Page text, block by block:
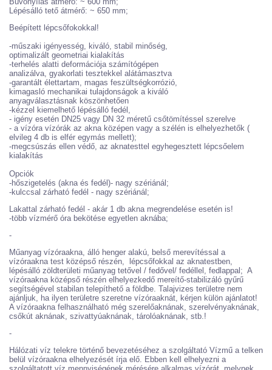
Lépésálló tető átmérő: ~ 650 mm;
Beépített lépcsőfokokkal!
-műszaki igényesség, kiváló, stabil minőség,
optimalizált geometriai kialakítás
-terhelés alatti deformációja számítógépen
analizálva, gyakorlati tesztekkel alátámasztva
-garantált élettartam, magas feszültségkorrózió,
kimagasló mechanikai tulajdonságok a kiváló
anyagválasztásnak köszönhetően
-kézzel kiemelhető lépésálló fedél,
- igény esetén DN25 vagy DN 32 méretű csőtömítéssel szerelve
- a vízóra vízórák az akna középen vagy a szélén is elhelyezhetők (
elvileg 4 db is elfér egymás mellett);
-megcsúszás ellen védő, az aknatesttel egyhegesztett lépcsőelem
kialakítás
Opciók
-hőszigetelés (akna és fedél)- nagy szériánál;
-kulccsal zárható fedél - nagy szériánál;
Lakattal zárható fedél - akár 1 db akna megrendelése esetén is!
-több vízmérő óra bekötése egyetlen aknába;
-
Műanyag vízóraakna, álló henger alakú, belső merevítéssal a
vízóraakna test középső részén, lépcsőfokkal az aknatestben,
lépésálló zöldterületi műanyag tetővel / fedővel/ fedéllel, fedlappal; A
vízóraakna középső részén elhelyezkedő mereítő-stabilizáló gyűrű
segítségével stabilan telepíthető a földbe. Talajvizes területre nem
ajánljuk, ha ilyen területre szeretne vízóraaknát, kérjen külön ajánlatot!
A vízóraakna felhasználható még szerelőaknának, szerelvényaknának,
csőkút aknának, szivattyúaknának, tárolóaknának, stb.!
-
Hálózati víz telekre történő bevezetéséhez a szolgáltató Vízmű a telken
belül vízóraakna elhelyezését írja elő. Ebben kell elhelyezni a